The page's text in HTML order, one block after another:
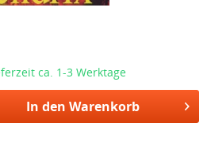
ca. 1-3 Werktage
In den Warenkorb